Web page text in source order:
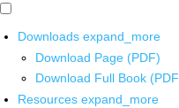
Downloads expand_more
Download Page (PDF)
Download Full Book
Resources expand_more